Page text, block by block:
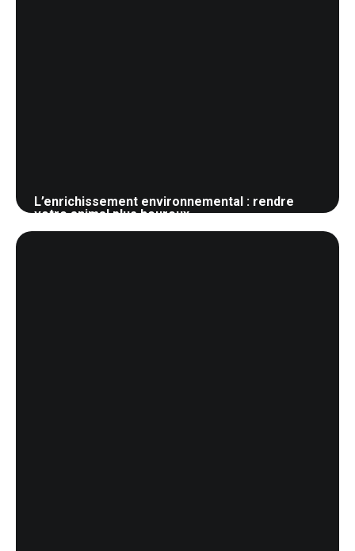
L’enrichissement environnemental : rendre
votre animal plus heureux